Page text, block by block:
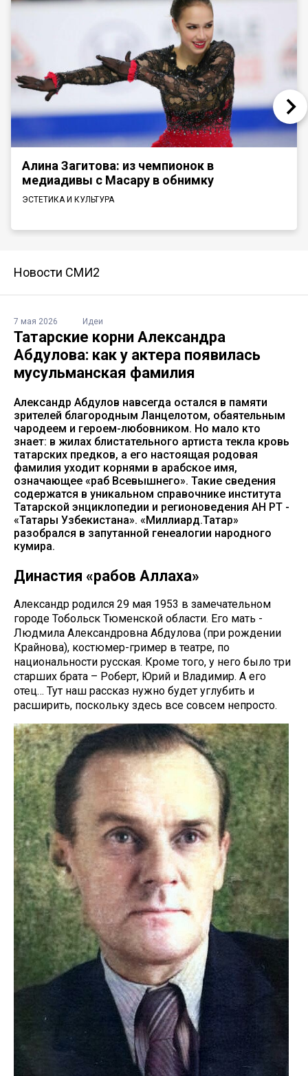
Алина Загитова: из чемпионок в
медиадивы с Масару в обнимку
ЭСТЕТИКА И КУЛЬТУРА
Новости СМИ2
7 мая 2026 Идеи
Татарские корни Александра
Абдулова: как у актера появилась
мусульманская фамилия
Александр Абдулов навсегда остался в памяти
зрителей благородным Ланцелотом, обаятельным
чародеем и героем-любовником. Но мало кто
знает: в жилах блистательного артиста текла кровь
татарских предков, а его настоящая родовая
фамилия уходит корнями в арабское имя,
означающее «раб Всевышнего». Такие сведения
содержатся в уникальном справочнике института
Татарской энциклопедии и регионоведения АН РТ -
«Татары Узбекистана». «Миллиард.Татар»
разобрался в запутанной генеалогии народного
кумира.
Династия «рабов Аллаха»
Александр родился 29 мая 1953 в замечательном
городе Тобольск Тюменской области. Его мать -
Людмила Александровна Абдулова (при рождении
Крайнова), костюмер-гример в театре, по
национальности русская. Кроме того, у него было три
старших брата – Роберт, Юрий и Владимир. А его
отец… Тут наш рассказ нужно будет углубить и
расширить, поскольку здесь все совсем непросто.